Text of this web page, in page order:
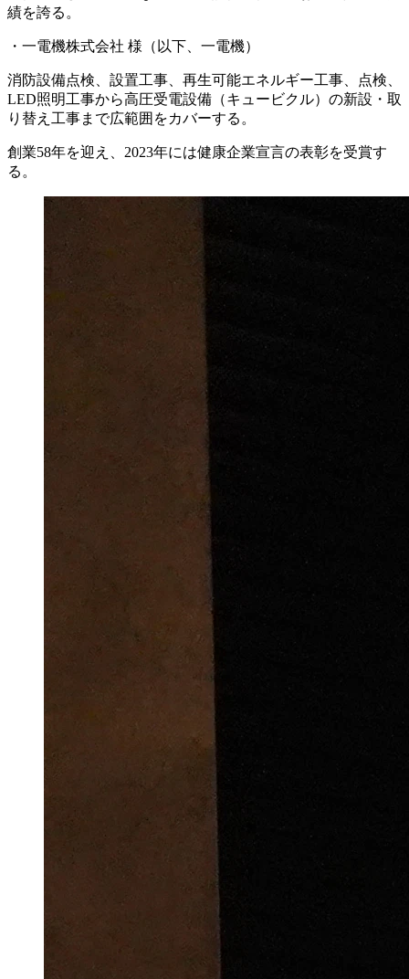
績を誇る。
・一電機株式会社 様（以下、一電機）
消防設備点検、設置工事、再生可能エネルギー工事、点検、
LED照明工事から高圧受電設備（キュービクル）の新設・取
り替え工事まで広範囲をカバーする。
創業58年を迎え、2023年には健康企業宣言の表彰を受賞す
る。